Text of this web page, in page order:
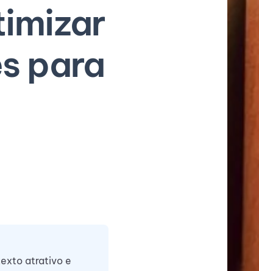
para
atrativo e